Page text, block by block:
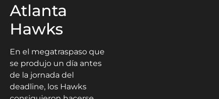
Atlanta
Hawks
En el megatraspaso que
se produjo un día antes
de la jornada del
deadline, los Hawks